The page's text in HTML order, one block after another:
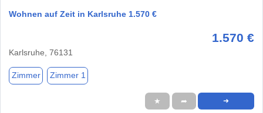
Wohnen auf Zeit in Karlsruhe 1.570 €
1.570 €
Karlsruhe, 76131
Zimmer Zimmer 1
★ ➦ ➜